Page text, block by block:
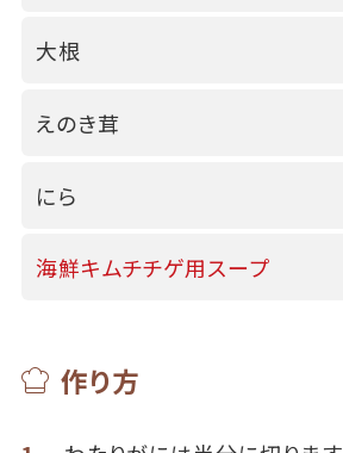
大根
えのき茸
にら
海鮮キムチチゲ用スープ
作り方